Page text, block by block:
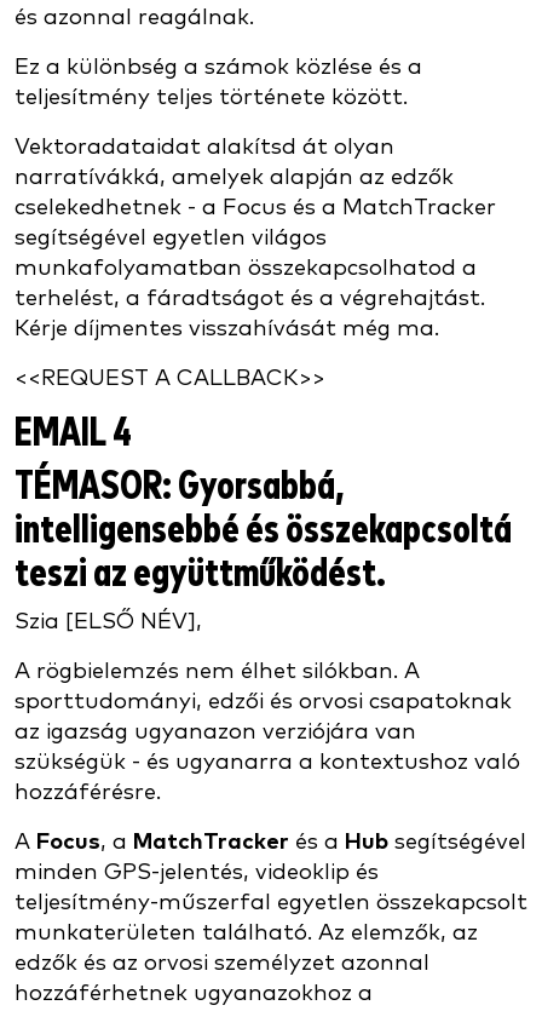
és azonnal reagálnak.
Ez a különbség a számok közlése és a
teljesítmény teljes története között.
Vektoradataidat alakítsd át olyan
narratívákká, amelyek alapján az edzők
cselekedhetnek - a Focus és a MatchTracker
segítségével egyetlen világos
munkafolyamatban összekapcsolhatod a
terhelést, a fáradtságot és a végrehajtást.
Kérje díjmentes visszahívását még ma.
<<REQUEST A CALLBACK>>
EMAIL 4
TÉMASOR: Gyorsabbá,
intelligensebbé és összekapcsoltá
teszi az együttműködést.
Szia [ELSŐ NÉV],
A rögbielemzés nem élhet silókban. A
sporttudományi, edzői és orvosi csapatoknak
az igazság ugyanazon verziójára van
szükségük - és ugyanarra a kontextushoz való
hozzáférésre.
A Focus, a MatchTracker és a Hub segítségével
minden GPS-jelentés, videoklip és
teljesítmény-műszerfal egyetlen összekapcsolt
munkaterületen található. Az elemzők, az
edzők és az orvosi személyzet azonnal
hozzáférhetnek ugyanazokhoz a